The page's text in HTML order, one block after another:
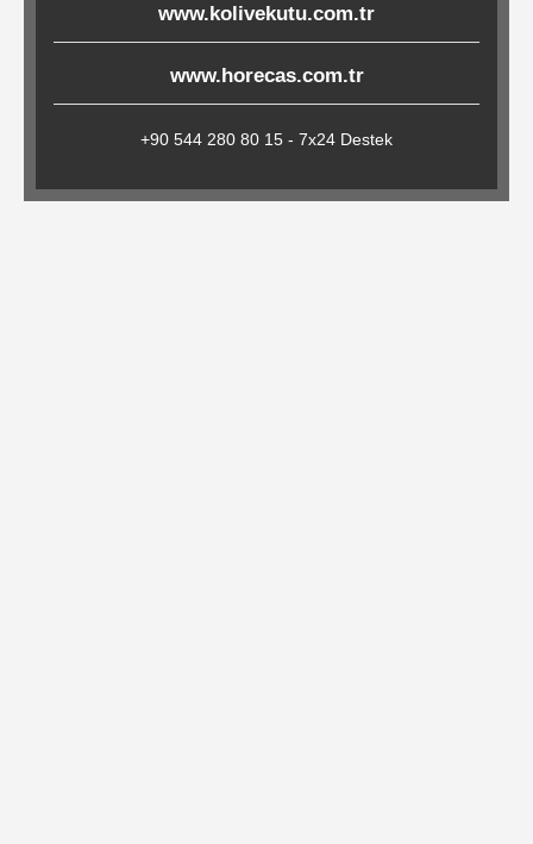
Amerikan
Servisler
&
Kağıt
www.kolivekutu.com.tr
www.horecas.com.tr
+90 544 280 80 15 - 7x24 Destek